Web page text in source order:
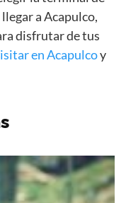
a Acapulco,
disfrutar de tus
en Acapulcoy